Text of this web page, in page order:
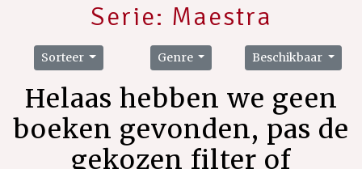
Serie: Maestra
Sorteer Genre Beschikbaar
Helaas hebben we geen
boeken gevonden, pas de
gekozen filter of